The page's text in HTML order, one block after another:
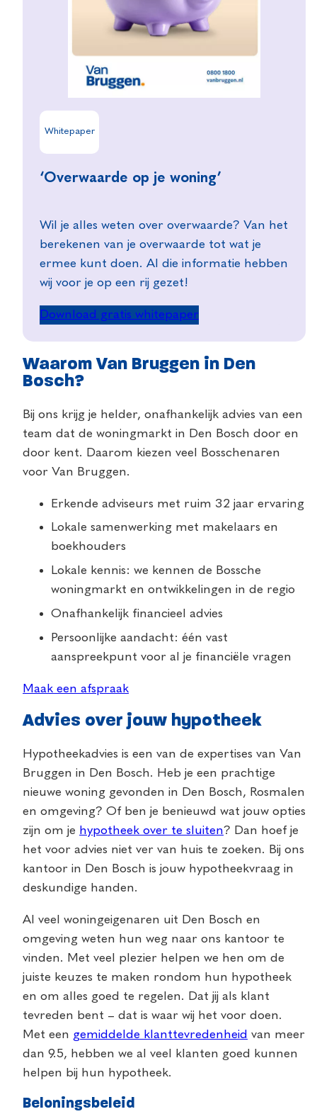
Whitepaper
‘Overwaarde op je woning’
Wil je alles weten over overwaarde? Van het
berekenen van je overwaarde tot wat je
ermee kunt doen. Al die informatie hebben
wij voor je op een rij gezet!
Download gratis whitepaper
Waarom Van Bruggen in Den
Bosch?
Bij ons krijg je helder, onafhankelijk advies van een
team dat de woningmarkt in Den Bosch door en
door kent. Daarom kiezen veel Bosschenaren
voor Van Bruggen.
Erkende adviseurs met ruim 32 jaar ervaring
Lokale samenwerking met makelaars en
boekhouders
Lokale kennis: we kennen de Bossche
woningmarkt en ontwikkelingen in de regio
Onafhankelijk financieel advies
Persoonlijke aandacht: één vast
aanspreekpunt voor al je financiële vragen
Maak een afspraak
Advies over jouw hypotheek
Hypotheekadvies is een van de expertises van Van
Bruggen in Den Bosch. Heb je een prachtige
nieuwe woning gevonden in Den Bosch, Rosmalen
en omgeving? Of ben je benieuwd wat jouw opties
zijn om je hypotheek over te sluiten? Dan hoef je
het voor advies niet ver van huis te zoeken. Bij ons
kantoor in Den Bosch is jouw hypotheekvraag in
deskundige handen.
Al veel woningeigenaren uit Den Bosch en
omgeving weten hun weg naar ons kantoor te
vinden. Met veel plezier helpen we hen om de
juiste keuzes te maken rondom hun hypotheek
en om alles goed te regelen. Dat jij als klant
tevreden bent – dat is waar wij het voor doen.
Met een gemiddelde klanttevredenheid van meer
dan 9.5, hebben we al veel klanten goed kunnen
helpen bij hun hypotheek.
Beloningsbeleid